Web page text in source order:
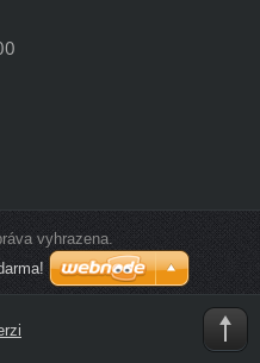
vyhrazena.